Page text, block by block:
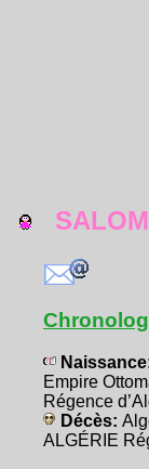
Empire
Régence
Décès:
ALGÉRIE